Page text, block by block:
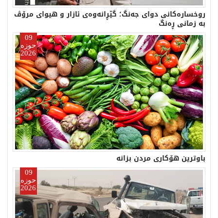
روخسارەکانی دوای جەنگ؛ گێڕانەوەی ئازار و هیوای مرۆڤ
بە زمانی ڕەنگ
09
حوزەیران
2026
باوترین هۆكاری مردن بزانە
09
حوزەیران
2026